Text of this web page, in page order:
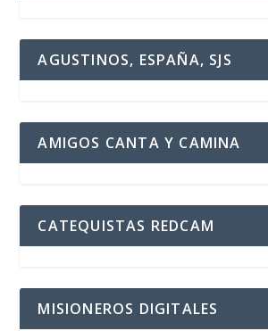
AGUSTINOS, ESPAÑA, SJS
AMIGOS CANTA Y CAMINA
CATEQUISTAS REDCAM
MISIONEROS DIGITALES